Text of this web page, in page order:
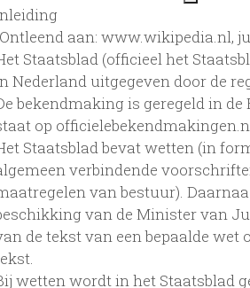
aan: www.wikipedia.nl,
Staatsblad (officieel het
Nederland uitgegeven door de
bekendmaking is geregeld in
op
Staatsblad bevat wetten (in
verbindende
van bestuur).
van de Minister van
de tekst van een bepaalde wet
wetten wordt in het Staatsblad